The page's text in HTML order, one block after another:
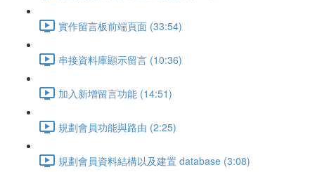
實作留言板前端頁面 (33:54)
串接資料庫顯示留言 (10:36)
加入新增留言功能 (14:51)
規劃會員功能與路由 (2:25)
規劃會員資料結構以及建置 database (3:08)